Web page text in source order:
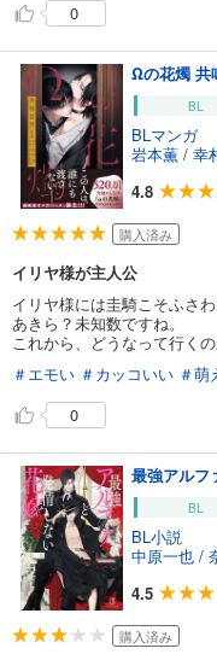
0
Ωの花燭 共
BL
BLマンガ
岩本薫 / 幸
4.8
購入済み
イリヤ様が主人公
イリヤ様には圭騎こそふさ
あきら？未知数ですね。
これから、どうなって行く
＃エモい ＃カッコいい ＃萌
0
最強アルフ
BL
BL小説
中原一也 /
4.5
購入済み